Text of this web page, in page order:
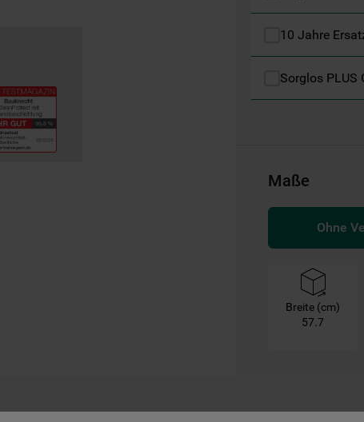
10 Jahre
Sorglos PLUS
Maße
Ohne
Breite (cm)
57.7
lediglich unbedingt erforderliche Cookis